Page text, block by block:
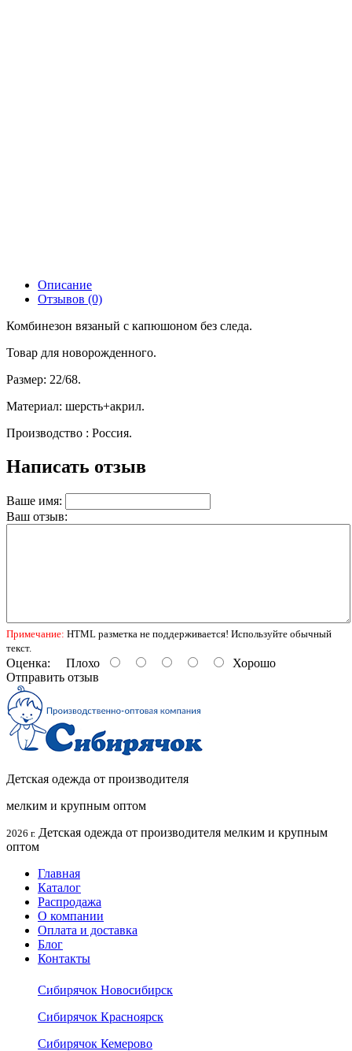
Описание
Отзывов (0)
Комбинезон вязаный с капюшоном без следа.
Товар для новорожденного.
Размер: 22/68.
Материал: шерсть+акрил.
Производство : Россия.
Написать отзыв
Ваше имя:
Ваш отзыв:
Примечание: HTML разметка не поддерживается! Используйте обычный
текст.
Оценка: Плохо
Хорошо
Отправить отзыв
Детская одежда от производителя
мелким и крупным оптом
2026 г. Детская одежда от производителя мелким и крупным
оптом
Главная
Каталог
Распродажа
О компании
Оплата и доставка
Блог
Контакты
Сибирячок Новосибирск
Сибирячок Красноярск
Сибирячок Кемерово